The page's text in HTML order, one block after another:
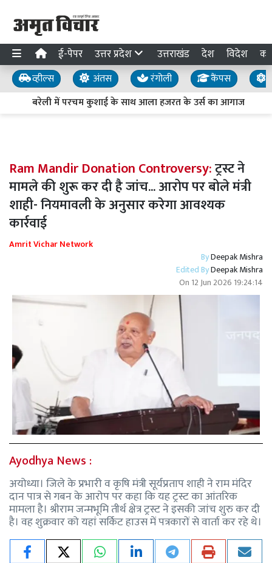
ई-पेपर उत्तर प्रदेश उत्तराखंड देश विदेश
व्हील्स अंतस रंगोली कैंपस
बरेली में परचम कुशाई के साथ आला हजरत के उर्स का आगाज
Ram Mandir Donation Controversy:ट्रस्ट ने
मामले की शुरू कर दी है जांच... आरोप पर बोले मंत्री
शाही- नियमावली के अनुसार करेगा आवश्यक
कार्रवाई
Amrit Vichar Network
ByDeepak Mishra
Edited ByDeepak Mishra
On 12 Jun 2026 19:24:14
Ayodhya News :
अयोध्या। जिले के प्रभारी व कृषि मंत्री सूर्यप्रताप शाही ने राम मंदिर
दान पात्र से गबन के आरोप पर कहा कि यह ट्रस्ट का आंतरिक
मामला है। श्रीराम जन्मभूमि तीर्थ क्षेत्र ट्रस्ट ने इसकी जांच शुरु कर दी
है। वह शुक्रवार को यहां सर्किट हाउस में पत्रकारों से वार्ता कर रहे थे।